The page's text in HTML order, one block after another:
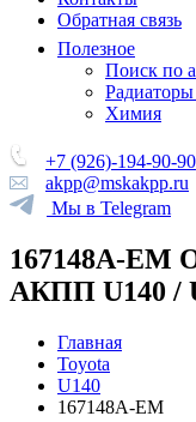
Обратная связь
Полезное
Поиск по
Химия
+7 (926)-194-90-90
akpp@mskakpp.ru
Мы в Telegram
167148A-EM
АКПП U140 /
Главная
Toyota
U140
167148A-EM